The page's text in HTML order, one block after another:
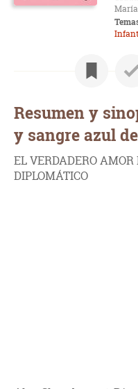
Resumen y
y sangre azul
EL VERDADERO AMOR
DIPLOMÁTICO